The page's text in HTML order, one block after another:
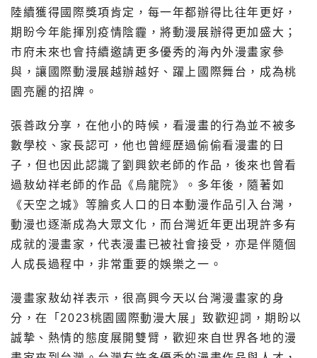
陸續獲得國際獎項肯定，每一年都辦得比往年更好，
期盼今年能揮別疫情陰霾，將動漫展辦得更加盛大；
市府未來也會持續邀請更多優秀的海內外漫畫家參
與，讓國際動漫展越辦越好、躍上國際舞台，成為桃
園亮麗的招牌。
張善政分享，在他小的時候，看漫畫的行為並不被多
數學校、家長認可，他也曾經歷過偷偷看漫畫的日
子，但也因此認識了劉興欽老師的作品，後來也曾看
過敖幼祥老師的作品《烏龍院》。多年後，隨著如
《天空之城》等膾炙人口的日本動漫作品引入台灣，
動漫也逐漸成為大眾文化，而台灣近年更出現許多有
成就的漫畫家，代表漫畫已被社會接受，亦是伴隨個
人成長過程中，非常重要的娛樂之一。
漫畫家敖幼祥表示，很高興今天以台灣漫畫家的身
分，在「2023桃園國際動漫大展」致歡迎詞，期盼以
誠摯、熱情的態度展開雙臂，歡迎來自世界各地的漫